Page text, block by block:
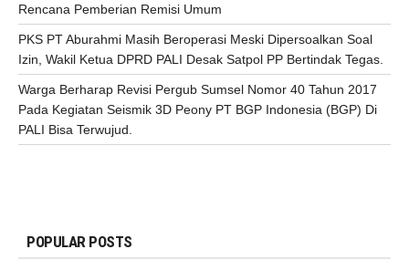
Rencana Pemberian Remisi Umum
PKS PT Aburahmi Masih Beroperasi Meski Dipersoalkan Soal
Izin, Wakil Ketua DPRD PALI Desak Satpol PP Bertindak Tegas.
Warga Berharap Revisi Pergub Sumsel Nomor 40 Tahun 2017
Pada Kegiatan Seismik 3D Peony PT BGP Indonesia (BGP) Di
PALI Bisa Terwujud.
POPULAR POSTS